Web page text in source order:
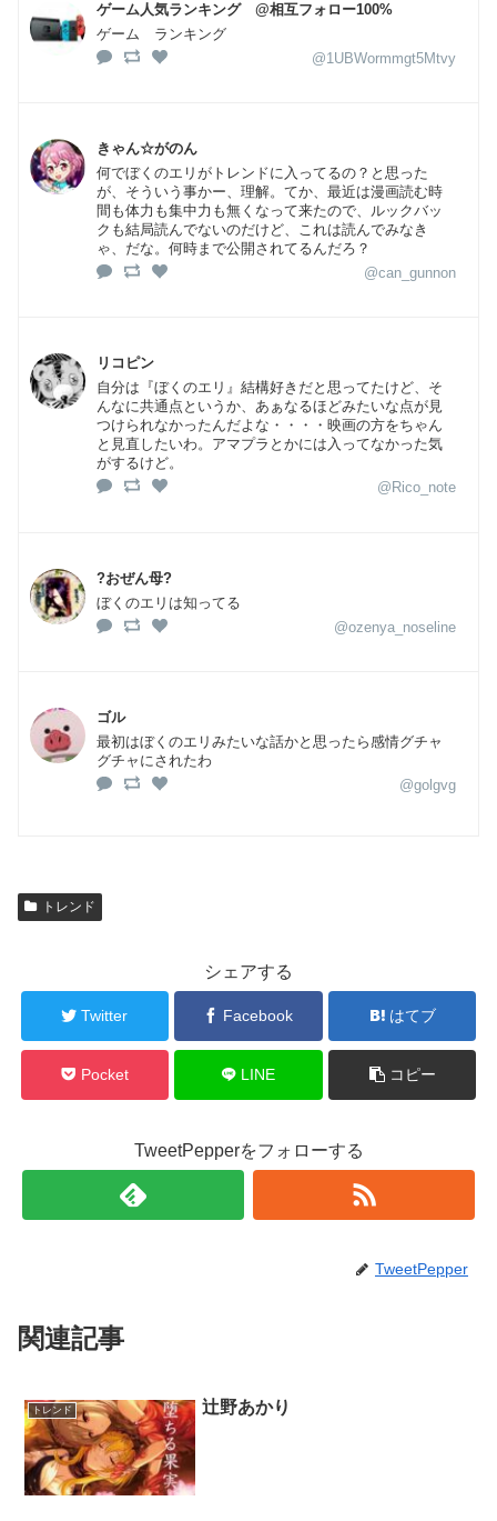
ゲーム人気ランキング @相互フォロー100%
ゲーム ランキング
@1UBWormmgt5Mtvy
きゃん☆がのん
何でぼくのエリがトレンドに入ってるの？と思った
が、そういう事かー、理解。てか、最近は漫画読む時
間も体力も集中力も無くなって来たので、ルックバッ
クも結局読んでないのだけど、これは読んでみなき
ゃ、だな。何時まで公開されてるんだろ？
@can_gunnon
リコピン
自分は『ぼくのエリ』結構好きだと思ってたけど、そ
んなに共通点というか、あぁなるほどみたいな点が見
つけられなかったんだよな・・・・映画の方をちゃん
と見直したいわ。アマプラとかには入ってなかった気
がするけど。
@Rico_note
?おぜん母?
ぼくのエリは知ってる
@ozenya_noseline
ゴル
最初はぼくのエリみたいな話かと思ったら感情グチャ
グチャにされたわ
@golgvg
トレンド
シェアする
Twitter Facebook はてブ
Pocket LINE コピー
TweetPepperをフォローする
TweetPepper
関連記事
トレンド 辻野あかり